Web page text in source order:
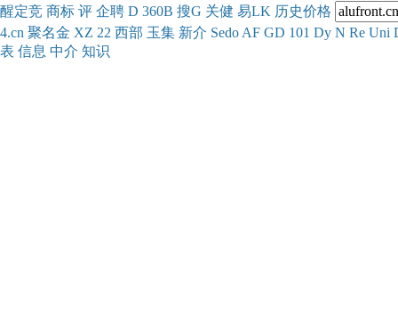
醒定竞 商标 评 企聘 D 360B 搜G 关健 易LK 历史价格
4.cn 聚名金 XZ 22 西部 玉集 新介 Sedo AF GD 101 Dy N Re Uni
表 信息 中介 知识